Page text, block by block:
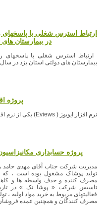
ارتباط استرس شغلی با
در بیمارستان های
ارتباط استرس شغلی با پاسخهای
بیمارستان های دولتی استان یزد در سال 1378
پروژه
نرم افزار ایویوز ( Eviews) یکی از نرم افزار اقتصاد سنجی می باشد.
پروژه حسابداری
تولید پوشاک مشغول بوده است ، که
مصرف کننده و حذف واسطه ها و
فعالیتهای مربوط به خرید مواد اولیه
مصرف کنندگان و همچنین عمده